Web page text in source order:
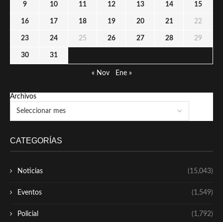
9 10 11 12 13 14 15
16 17 18 19 20 21 22
23 24 25 26 27 28 29
30 31
« Nov Ene »
Archivos
CATEGORÍAS
Noticias (15,043)
Eventos (1,549)
Policial (1,792)